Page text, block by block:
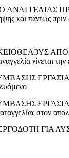
και πάντως
γίνεται
ΕΡΓΑΣΙΑΣ
ΕΡΓΑΣΙΑΣ
στον
ΓΙΑ ΛΥΣΗ